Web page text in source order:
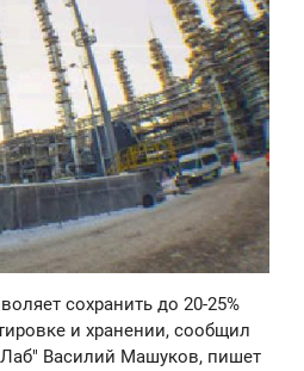
сохранить до 20-25%
и хранении, сообщил
Василий Машуков, пишет